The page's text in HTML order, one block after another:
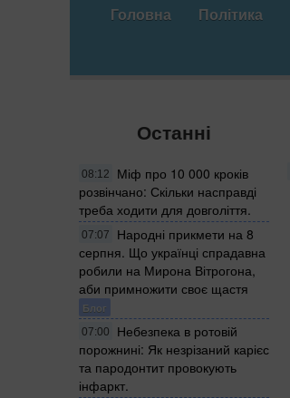
Головна Політика
Останні
08:12
Міф про 10 000 кроків
розвінчано: Скільки насправді
треба ходити для довголіття.
07:07
Народні прикмети на 8
серпня. Що українці спрадавна
робили на Мирона Вітрогона,
аби примножити своє щастя
Блог
07:00
Небезпека в ротовій
порожнині: Як незрізаний карієс
та пародонтит провокують
інфаркт.